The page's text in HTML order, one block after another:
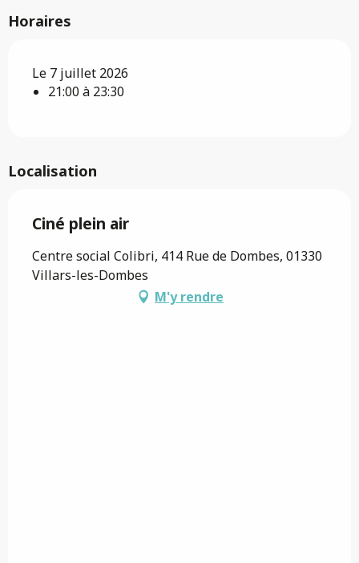
Horaires
Le 7 juillet 2026
21:00 à 23:30
Localisation
Ciné plein air
Centre social Colibri, 414 Rue de Dombes, 01330
Villars-les-Dombes
M'y rendre